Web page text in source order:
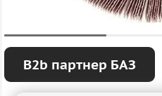
B2b партнер БАЗ